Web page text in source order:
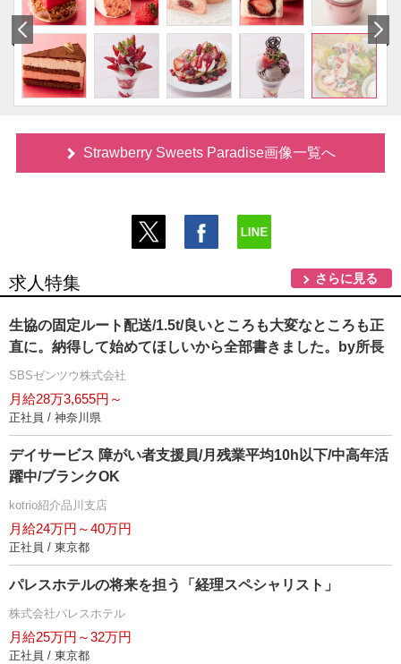
Strawberry Sweets Paradise画像一覧へ
求人特集 さらに見る
生協の固定ルート配送/1.5t/良いところも大変なところも正
直に。納得して始めてほしいから全部書きました。by所長
SBSゼンツウ株式会社
月給28万3,655円～
正社員 / 神奈川県
デイサービス 障がい者支援員/月残業平均10h以下/中高年活
躍中/ブランクOK
kotrio紹介品川支店
月給24万円～40万円
正社員 / 東京都
パレスホテルの将来を担う「経理スペシャリスト」
株式会社パレスホテル
月給25万円～32万円
正社員 / 東京都